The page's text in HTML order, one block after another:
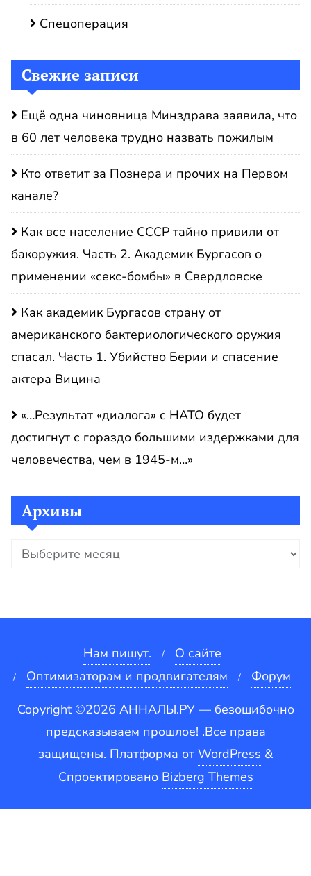
Спецоперация
Свежие записи
Ещё одна чиновница Минздрава заявила, что
в 60 лет человека трудно назвать пожилым
Кто ответит за Познера и прочих на Первом
канале?
Как все население СССР тайно привили от
бакоружия. Часть 2. Академик Бургасов о
применении «секс-бомбы» в Свердловске
Как академик Бургасов страну от
американского бактериологического оружия
спасал. Часть 1. Убийство Берии и спасение
актера Вицина
«…Результат «диалога» с НАТО будет
достигнут с гораздо большими издержками для
человечества, чем в 1945-м…»
Архивы
Архивы
Нам пишут.
О сайте
Оптимизаторам и продвигателям
Форум
Copyright ©2026 АННАЛЫ.РУ — безошибочно
предсказываем прошлое! .Все права
защищены. Платформа от WordPress &
Спроектировано Bizberg Themes